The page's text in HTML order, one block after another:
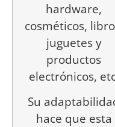
hardware,
cosméticos,
juguetes y
productos
electrónicos,
Su
hace que esta